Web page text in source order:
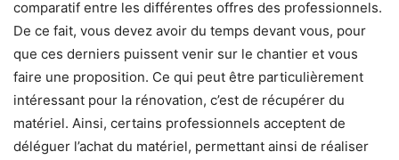
comparatif entre les différentes offres des professionnels.
De ce fait, vous devez avoir du temps devant vous, pour
que ces derniers puissent venir sur le chantier et vous
faire une proposition. Ce qui peut être particulièrement
intéressant pour la rénovation, c’est de récupérer du
matériel. Ainsi, certains professionnels acceptent de
déléguer l’achat du matériel, permettant ainsi de réaliser